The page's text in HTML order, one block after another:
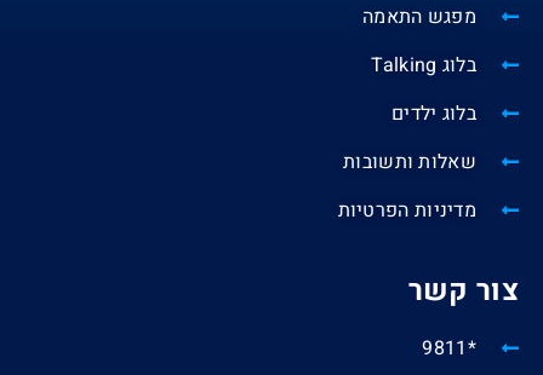
מפגש התאמה
בלוג Talking
בלוג ילדים
שאלות ותשובות
מדיניות הפרטיות
צור קשר
*9811